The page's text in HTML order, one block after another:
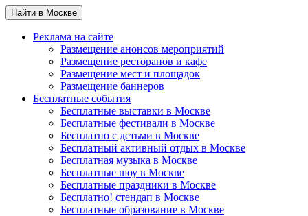
Найти в Москве
Реклама на сайте
Размещение анонсов мероприятий
Размещение ресторанов и кафе
Размещение мест и площадок
Размещение баннеров
Бесплатные события
Бесплатные выставки в Москве
Бесплатные фестивали в Москве
Бесплатно с детьми в Москве
Бесплатный активный отдых в Москве
Бесплатная музыка в Москве
Бесплатные шоу в Москве
Бесплатные праздники в Москве
Бесплатно! стендап в Москве
Бесплатные образование в Москве